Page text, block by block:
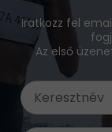
Iratkozz fel
Az első